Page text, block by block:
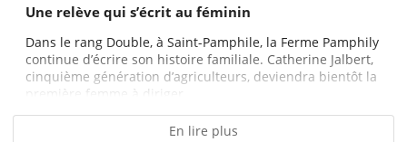
Une relève qui s’écrit au féminin
Dans le rang Double, à Saint-Pamphile, la Ferme Pamphily
continue d’écrire son histoire familiale. Catherine Jalbert,
cinquième génération d’agriculteurs, deviendra bientôt la
première femme à diriger...
En lire plus